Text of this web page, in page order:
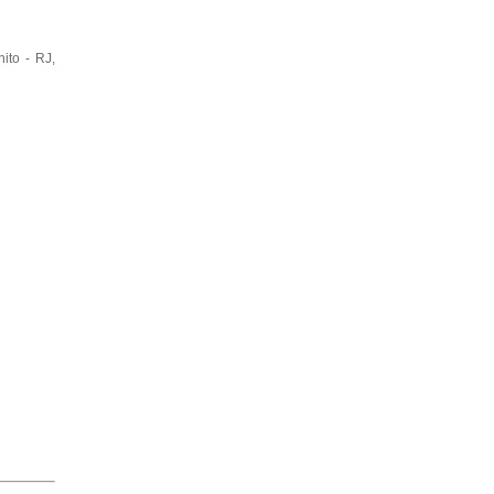
- RJ,